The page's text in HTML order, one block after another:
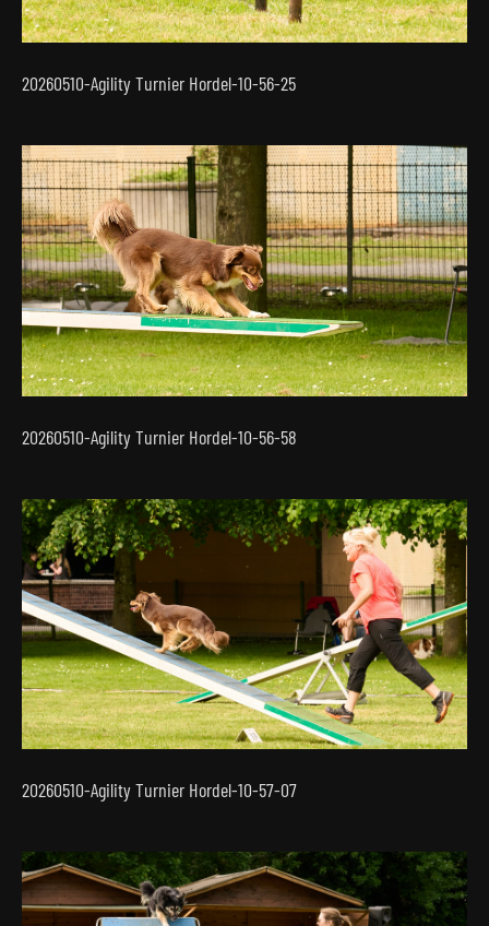
20260510-Agility Turnier Hordel-10-56-25
20260510-Agility Turnier Hordel-10-56-58
20260510-Agility Turnier Hordel-10-57-07